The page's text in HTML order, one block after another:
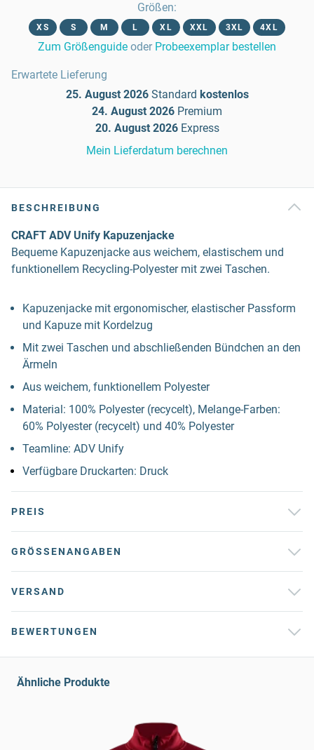
Größen:
XS S M L XL XXL 3XL 4XL
Zum Größenguide oder Probeexemplar bestellen
Erwartete Lieferung
25. August 2026 Standard kostenlos
24. August 2026 Premium
20. August 2026 Express
Mein Lieferdatum berechnen
BESCHREIBUNG
CRAFT ADV Unify Kapuzenjacke
Bequeme Kapuzenjacke aus weichem, elastischem und
funktionellem Recycling-Polyester mit zwei Taschen.
Kapuzenjacke mit ergonomischer, elastischer Passform
und Kapuze mit Kordelzug
Mit zwei Taschen und abschließenden Bündchen an den
Ärmeln
Aus weichem, funktionellem Polyester
Material: 100% Polyester (recycelt), Melange-Farben:
60% Polyester (recycelt) und 40% Polyester
Teamline: ADV Unify
Verfügbare Druckarten: Druck
PREIS
GRÖSSENANGABEN
VERSAND
BEWERTUNGEN
Ähnliche Produkte